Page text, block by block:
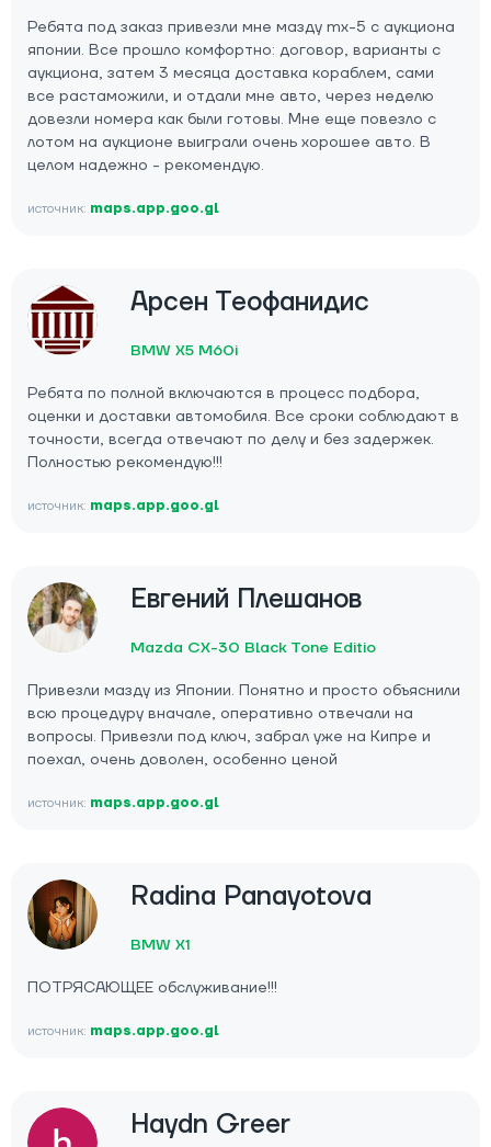
Ребята под заказ привезли мне мазду mx-5 с аукциона
японии. Все прошло комфортно: договор, варианты с
аукциона, затем 3 месяца доставка кораблем, сами
все растаможили, и отдали мне авто, через неделю
довезли номера как были готовы. Мне еще повезло с
лотом на аукционе выиграли очень хорошее авто. В
целом надежно - рекомендую.
источник: maps.app.goo.gl
Арсен Теофанидис
BMW X5 M60i
Ребята по полной включаются в процесс подбора,
оценки и доставки автомобиля. Все сроки соблюдают в
точности, всегда отвечают по делу и без задержек.
Полностью рекомендую!!!
источник: maps.app.goo.gl
Евгений Плешанов
Mazda CX-30 Black Tone Editio
Привезли мазду из Японии. Понятно и просто объяснили
всю процедуру вначале, оперативно отвечали на
вопросы. Привезли под ключ, забрал уже на Кипре и
поехал, очень доволен, особенно ценой
источник: maps.app.goo.gl
Radina Panayotova
BMW X1
ПОТРЯСАЮЩЕЕ обслуживание!!!
источник: maps.app.goo.gl
Haydn Greer